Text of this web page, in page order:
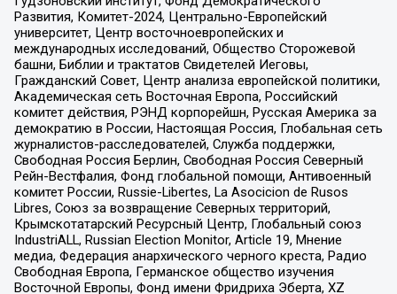
Развития, Комитет-2024, Центрально-Европейский
университет, Центр восточноевропейских и
международных исследований, Общество Сторожевой
башни, Библии и трактатов Свидетелей Иеговы,
Гражданский Совет, Центр анализа европейской политики,
Академическая сеть Восточная Европа, Российский
комитет действия, РЭНД корпорейшн, Русская Америка за
демократию в России, Настоящая Россия, Глобальная сеть
журналистов-расследователей, Служба поддержки,
Свободная Россия Берлин, Свободная Россия Северный
Рейн-Вестфалия, Фонд глобальной помощи, Антивоенный
комитет России, Russie-Libertes, La Asocicion de Rusos
Libres, Союз за возвращение Северных территорий,
Крымскотатарский Ресурсный Центр, Глобальный союз
IndustriALL, Russian Election Monitor, Article 19, Мнение
медиа, Федерация анархического черного креста, Радио
Свободная Европа, Германское общество изучения
Восточной Европы, Фонд имени Фридриха Эберта, XZ